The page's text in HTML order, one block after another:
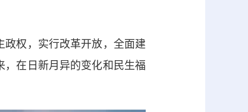
权，实行改革开放，全面建
在日新月异的变化和民生福